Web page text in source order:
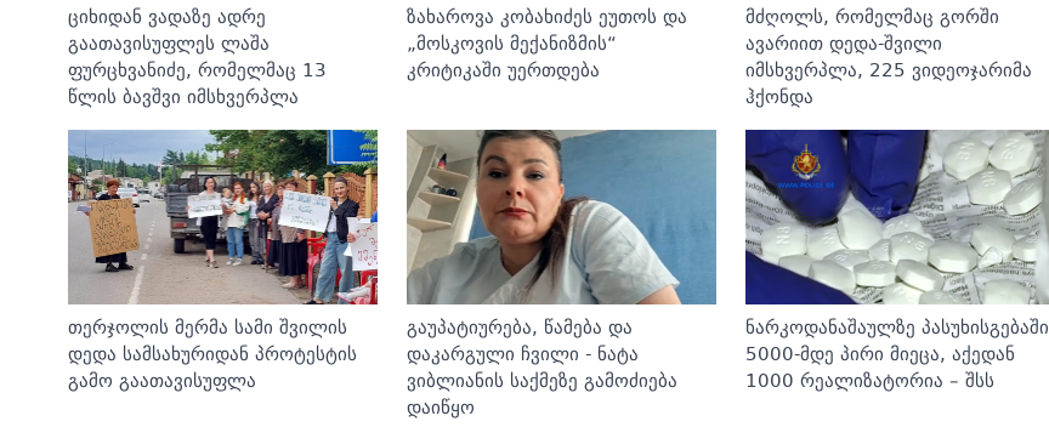
ციხიდან ვადაზე ადრე
გაათავისუფლეს ლაშა
ფურცხვანიძე, რომელმაც 13
წლის ბავშვი იმსხვერპლა
ზახაროვა კობახიძეს ეუთოს და
„მოსკოვის მექანიზმის“
კრიტიკაში უერთდება
მძღოლს, რომელმაც გორში
ავარიით დედა-შვილი
იმსხვერპლა, 225 ვიდეოჯარიმა
ჰქონდა
თერჯოლის მერმა სამი შვილის
დედა სამსახურიდან პროტესტის
გამო გაათავისუფლა
გაუპატიურება, წამება და
დაკარგული ჩვილი - ნატა
ვიბლიანის საქმეზე გამოძიება
დაიწყო
ნარკოდანაშაულზე პასუხისგებაში
5000-მდე პირი მიეცა, აქედან
1000 რეალიზატორია – შსს